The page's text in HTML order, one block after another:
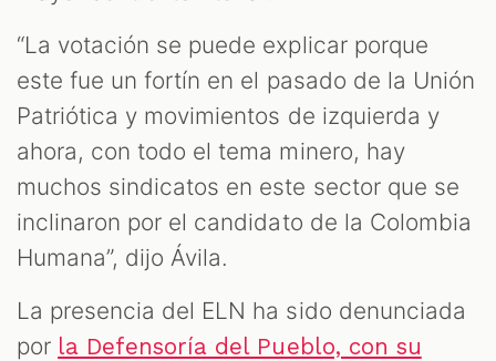
“La votación se puede explicar porque
este fue un fortín en el pasado de la Unión
Patriótica y movimientos de izquierda y
ahora, con todo el tema minero, hay
muchos sindicatos en este sector que se
inclinaron por el candidato de la Colombia
Humana”, dijo Ávila.
La presencia del ELN ha sido denunciada
por la Defensoría del Pueblo, con su